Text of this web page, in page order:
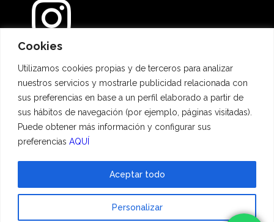
Cookies
Utilizamos cookies propias y de terceros para analizar
nuestros servicios y mostrarle publicidad relacionada con
sus preferencias en base a un perfil elaborado a partir de
sus hábitos de navegación (por ejemplo, páginas visitadas).
Puede obtener más información y configurar sus
preferencias AQUÍ
Personalizar
Aceptar todo
Métodos de pago
© 2023 Hadescan All rights reserved ·Aviso Legal
Política de cookies| Powered bybinary